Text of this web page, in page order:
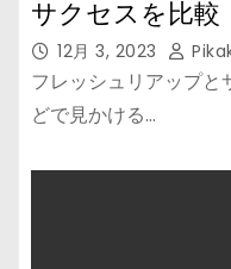
サクセスを比較
12月 3, 2023
フレッシュリアップと
どで見かける…